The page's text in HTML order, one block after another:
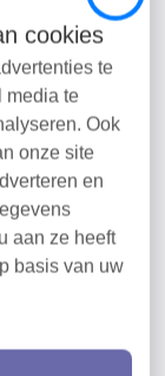
cookies
te
media te
Ook
onze site
en
aan ze heeft
basis van uw
provincie,
politie en
en
het
(I&W) en
(ILT).